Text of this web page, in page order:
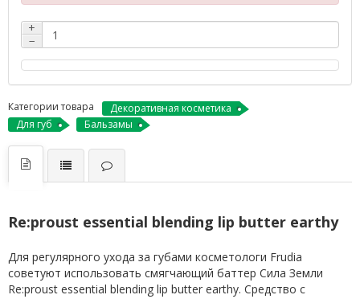
+
−
Категории товара
Декоративная косметика
Для губ
Бальзамы
Re:proust essential blending lip butter earthy
Для регулярного ухода за губами косметологи Frudia
советуют использовать смягчающий баттер Сила Земли
Re:proust essential blending lip butter earthy. Средство с